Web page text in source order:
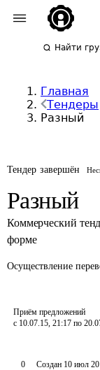
Найти
Главная
Тендеры
Разный
Тендер завершён
Разный
Коммерческий
форме
Осуществление
Приём предложений
с 10.07.15, 21:17 по
0 Создан 10 июл